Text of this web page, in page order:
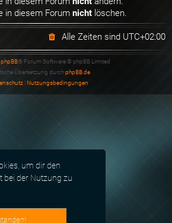
um dir den
der Nutzung zu
in diesem Forum nicht löschen.
Alle Zeiten sind UTC+02:00
phpBB® Forum Software © phpBB Limited
Übersetzung durchphpBB.de
| Nutzungsbedingungen